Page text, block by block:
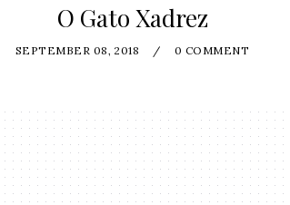
O Gato Xadrez
SEPTEMBER 08, 2018 / 0 COMMENT